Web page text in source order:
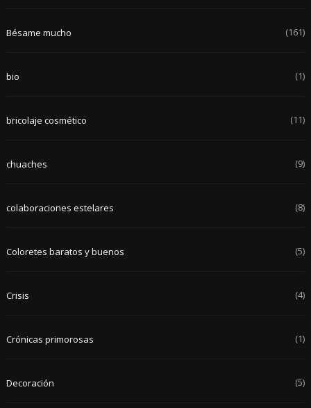
Bésame mucho (161)
bio (1)
bricolaje cosmético (11)
chuaches (9)
colaboraciones estelares (8)
Coloretes baratos y buenos (5)
Crisis (4)
Crónicas primorosas (1)
Decoración (5)